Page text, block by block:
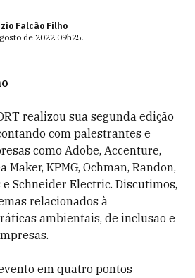
Falcão Filho
de 2022 09h25.
realizou sua segunda edição
com palestrantes e
como Adobe, Accenture,
Maker, KPMG, Ochman, Randon,
e Schneider Electric. Discutimos,
relacionados à
ambientais, de inclusão e
em quatro pontos